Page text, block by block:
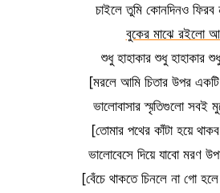
চাইলে তুমি কোনদিনও
বুকের মাঝে রইলো
শুধু হাহাকার শুধু হাহাকার
[মরলে আমি চিতার উপর
ভালোবাসার স্মৃতিগুলো সবই
[তোমার পথের কাঁটা হয়ে
ভালোবেসে দিয়ে যাবো মরণ
[বেঁচে থাকতে চিনলে না গো